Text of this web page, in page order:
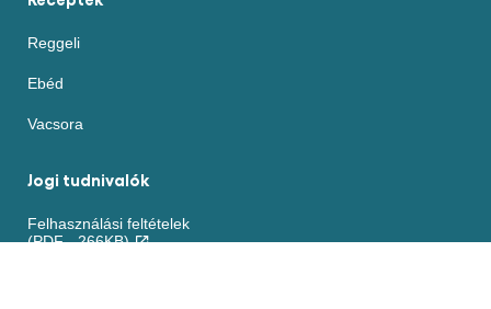
Reggeli
Ebéd
Vacsora
Jogi tudnivalók
Felhasználási feltételek
(PDF - 266KB)